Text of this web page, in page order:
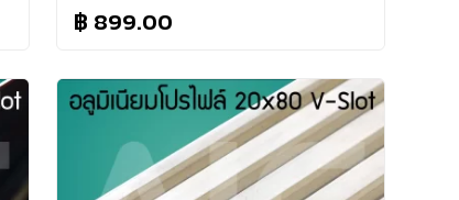
฿ 899.00